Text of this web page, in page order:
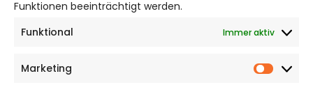
Funktionen beeinträchtigt werden.
Funktional
Immer aktiv
Marketing
BRAUNSCHWEIG
Impressum
Cookie Richtlinie